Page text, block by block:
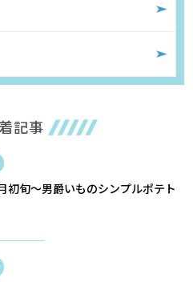
記事
初旬～男爵いものシンプルポテト